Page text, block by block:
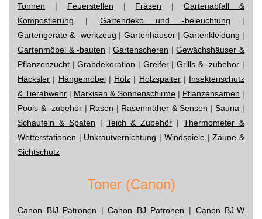
Tonnen | Feuerstellen | Fräsen |Gartenabfall &
Kompostierung | Gartendeko und -beleuchtung |
Gartengeräte & -werkzeug | Gartenhäuser| Gartenkleidung |
Gartenmöbel & -bauten |Gartenscheren |Gewächshäuser &
Pflanzenzucht |Grabdekoration | Greifer|Grills & -zubehör |
Häcksler | Hängemöbel| Holz | Holzspalter| Insektenschutz
& Tierabwehr | Markisen & Sonnenschirme | Pflanzensamen |
Pools & -zubehör | Rasen | Rasenmäher & Sensen |Sauna |
Schaufeln & Spaten | Teich & Zubehör |Thermometer &
Wetterstationen | Unkrautvernichtung | Windspiele|Zäune &
Sichtschutz
Toner (Canon)
Canon BIJ Patronen |Canon BJ Patronen | Canon BJ-W